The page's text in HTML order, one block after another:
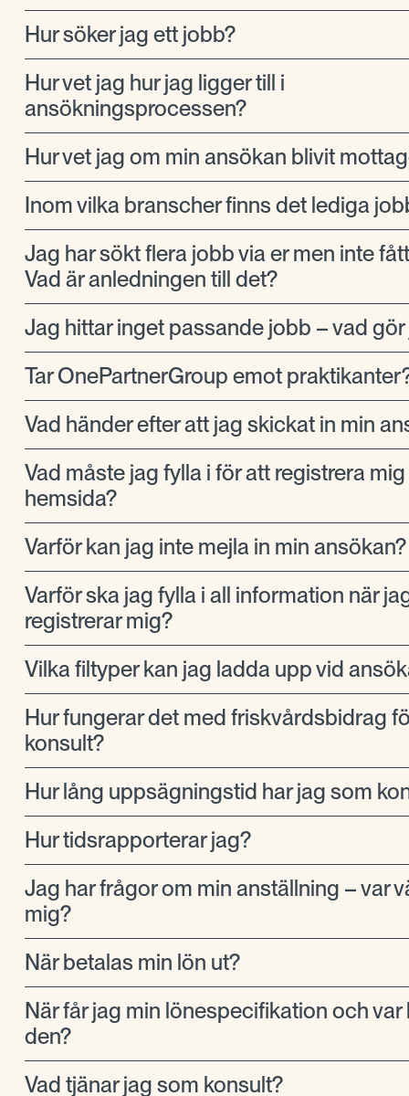
Hur söker jag ett jobb?
Hur vet jag hur jag ligger till i
ansökningsprocessen?
Hur vet jag om min ansökan blivit
Inom vilka branscher finns det lediga
Jag har sökt flera jobb via er men inte
Vad är anledningen till det?
Jag hittar inget passande jobb – vad gör
Tar OnePartnerGroup emot
Vad händer efter att jag skickat in min
Vad måste jag fylla i för att registrera
hemsida?
Varför kan jag inte mejla in min ansökan?
Varför ska jag fylla i all information när
registrerar mig?
Vilka filtyper kan jag ladda upp vid
Hur fungerar det med friskvårdsbidrag
konsult?
Hur lång uppsägningstid har jag som
Hur tidsrapporterar jag?
Jag har frågor om min anställning – var
mig?
När betalas min lön ut?
När får jag min lönespecifikation och var
den?
Vad tjänar jag som konsult?